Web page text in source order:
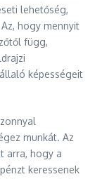
lehetőség,
hogy mennyit
függ,
képességeit
munkát. Az
arra, hogy a
keressenek